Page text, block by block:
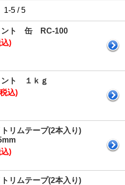
1-5 / 5
ント 缶 RC-100
)
ント １ｋｇ
込)
リムテープ(2本入り)
)
リムテープ(2本入り)